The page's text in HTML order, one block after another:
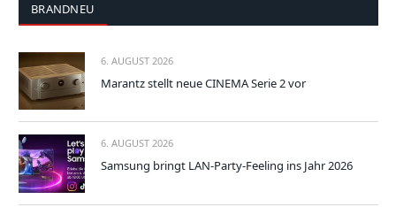
BRANDNEU
6. AUGUST 2026
Marantz stellt neue CINEMA Serie 2 vor
6. AUGUST 2026
Samsung bringt LAN-Party-Feeling ins Jahr 2026